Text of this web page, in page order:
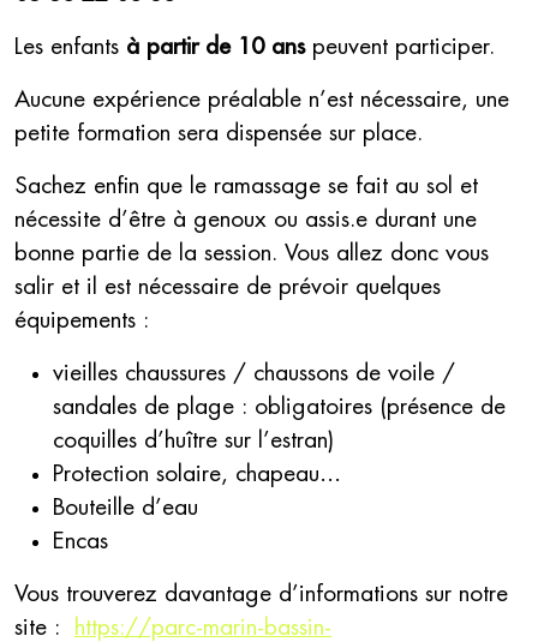
Les enfants à partir de 10 anspeuvent participer.
Aucune expérience préalable n’est nécessaire, une
petite formation sera dispensée sur place.
Sachez enfin que le ramassage se fait au sol et
nécessite d’être à genoux ou assis.e durant une
bonne partie de la session. Vous allez donc vous
salir et il est nécessaire de prévoir quelques
équipements :
vieilles chaussures / chaussons de voile /
sandales de plage : obligatoires (présence de
coquilles d’huître sur l’estran)
Protection solaire, chapeau…
Bouteille d’eau
Encas
Vous trouverez davantage d’informations sur notre
site :
https://parc-marin-bassin-